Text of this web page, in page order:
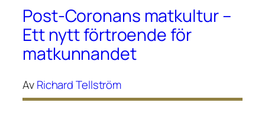
Post-Coronans matkultur –
Ett nytt förtroende för
matkunnandet
AvRichard Tellström